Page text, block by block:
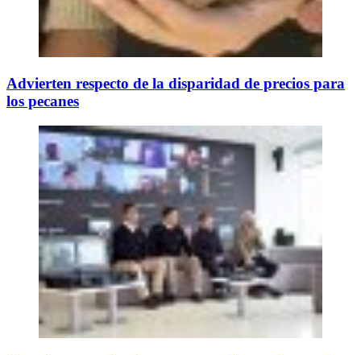
Advierten respecto de la disparidad de precios para
los pecanes